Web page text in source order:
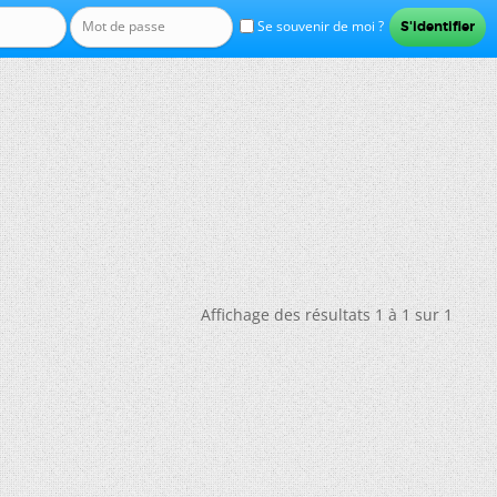
Se souvenir de moi ?
Affichage des résultats 1 à 1 sur 1